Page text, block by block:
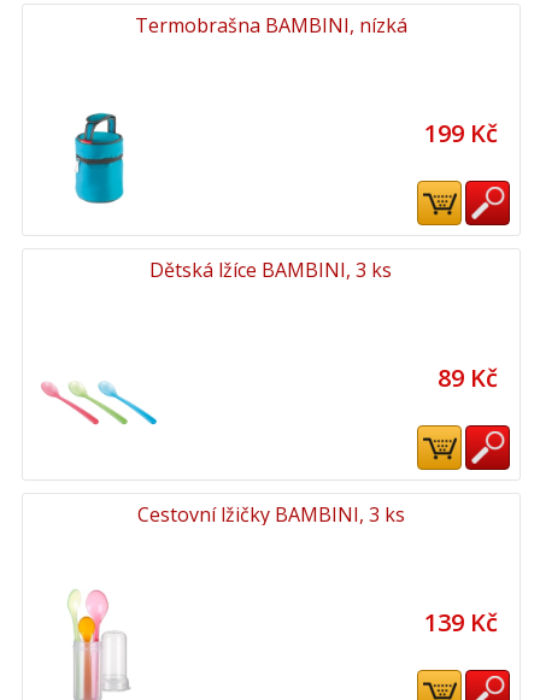
Termobrašna BAMBINI, nízká
199 Kč
Dětská lžíce BAMBINI, 3 ks
89 Kč
Cestovní lžičky BAMBINI, 3 ks
139 Kč